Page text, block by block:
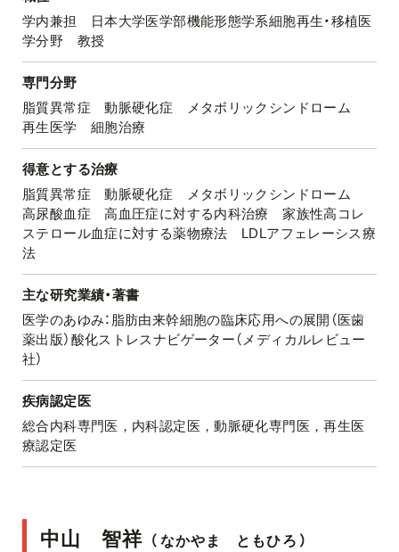
学内兼担 日本大学医学部機能形態学系細胞再生・移植医
学分野 教授
専門分野
脂質異常症 動脈硬化症 メタボリックシンドローム
再生医学 細胞治療
得意とする治療
脂質異常症 動脈硬化症 メタボリックシンドローム
高尿酸血症 高血圧症に対する内科治療 家族性高コレ
ステロール血症に対する薬物療法 LDLアフェレーシス療
法
主な研究業績・著書
医学のあゆみ：脂肪由来幹細胞の臨床応用への展開（医歯
薬出版）酸化ストレスナビゲーター（メディカルレビュー
社）
疾病認定医
総合内科専門医，内科認定医，動脈硬化専門医，再生医
療認定医
中山 智祥 （ なかやま ともひろ ）